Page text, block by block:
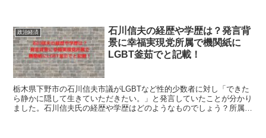
政治経済
石川信夫の経歴や学歴は？発言背
景に幸福実現党所属で機関紙に
LGBT釜茹でと記載！
栃木県下野市の石川信夫市議がLGBTなど性的少数者に対し「できた
ら静かに隠して生きていただきたい。」と発言していたことが分かり
ました。石川信夫氏の経歴や学歴はどのようなものでしょう？所属政